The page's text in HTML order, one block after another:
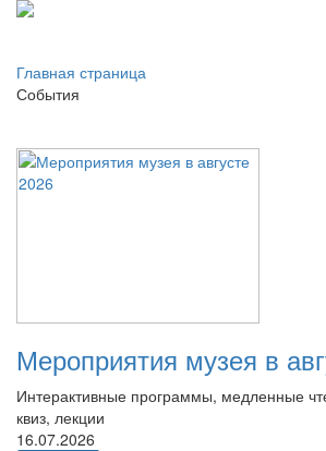
Главная страница
События
Мероприятия музея в
Интерактивные программы, медленные
квиз, лекции
16.07.2026